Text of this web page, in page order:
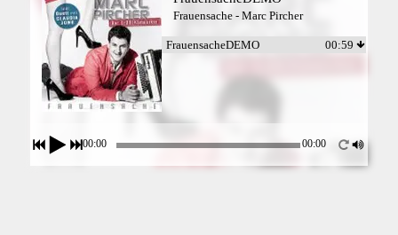
Frauensache - Marc Pircher
FrauensacheDEMO 00:59
00:00 00:00